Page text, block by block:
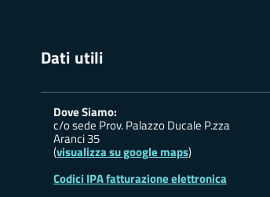
Dati utili
Dove Siamo:
c/o sede Prov. Palazzo Ducale P.zza
Aranci 35
(visualizza su google maps)
Codici IPA fatturazione elettronica